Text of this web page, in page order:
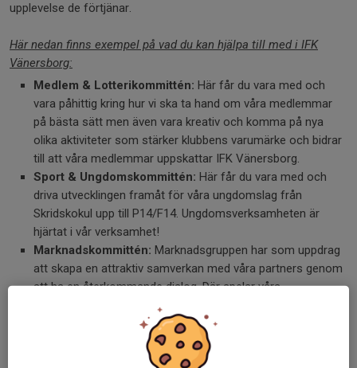
upplevelse de förtjänar.
Här nedan finns exempel på vad du kan hjälpa till med i IFK
Vänersborg:
Medlem & Lotterikommittén: Här får du vara med och
vara påhittig kring hur vi ska ta hand om våra medlemmar
på bästa sätt men även vara kreativ och komma på nya
olika aktiviteter som stärker klubbens varumärke och bidrar
till att våra medlemmar uppskattar IFK Vänersborg.
Sport & Ungdomskommittén: Här får du vara med och
driva utvecklingen framåt för våra ungdomslag från
Skridskokul upp till P14/F14. Ungdomsverksamheten är
hjärtat i vår verksamhet!
Marknadskommittén: Marknadsgruppen har som uppdrag
att skapa en attraktiv samverkan med våra partners genom
att ha en återkommande dialog. Där spelar våra
nätverksträffar en stor roll då vi träffas 10 ggr/år samt 2
aktiviteter som sponsorgolf och padelturnering. Gruppen
består av ett antal medlemmar som tillsammans bidrar till
att vi skapar en förening som har möjlighet att kunna växa i